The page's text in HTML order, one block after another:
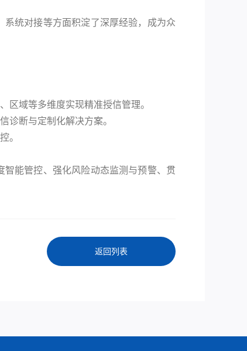
统对接等方面积淀了深厚经验，成为众
区域等多维度实现精准授信管理。
诊断与定制化解决方案。
。
能管控、强化风险动态监测与预警、贯
返回列表